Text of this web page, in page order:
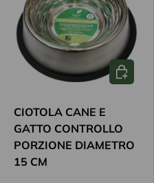
CIOTOLA CANE E
GATTO CONTROLLO
PORZIONE DIAMETRO
15 CM